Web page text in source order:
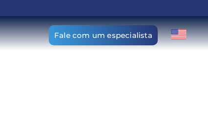
Fale com um especialista